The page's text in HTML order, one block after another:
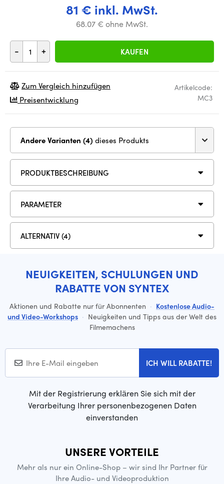
81 € inkl. MwSt.
68.07 € ohne MwSt.
- + KAUFEN
Artikelcode:
MC3
Zum Vergleich hinzufügen
Preisentwicklung
Andere Varianten (4) dieses Produkts
PRODUKTBESCHREIBUNG
PARAMETER
ALTERNATIV (4)
NEUIGKEITEN, SCHULUNGEN UND
RABATTE VON SYNTEX
Aktionen und Rabatte nur für Abonnenten · Kostenlose Audio-
und Video-Workshops · Neuigkeiten und Tipps aus der Welt des
Filmemachens
ICH WILL RABATTE!
Mit der Registrierung erklären Sie sich mit der
Verarbeitung Ihrer personenbezogenen Daten
einverstanden
UNSERE VORTEILE
Mehr als nur ein Online-Shop – wir sind Ihr Partner für
Ihre Audio- und Videoproduktion